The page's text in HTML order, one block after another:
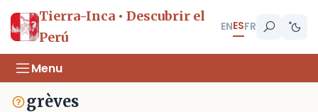
Tierra-Inca • Descubrir el
Perú
ENESFR
Menu
grèves